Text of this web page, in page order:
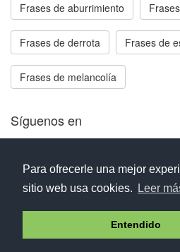
Para ofrecerle una mejor
sitio web usa cookies.
Leer
Entendido
Frases de aburrimiento
Frases de derrota Frases de
Frases de melancolía
Síguenos en
Aviso legal